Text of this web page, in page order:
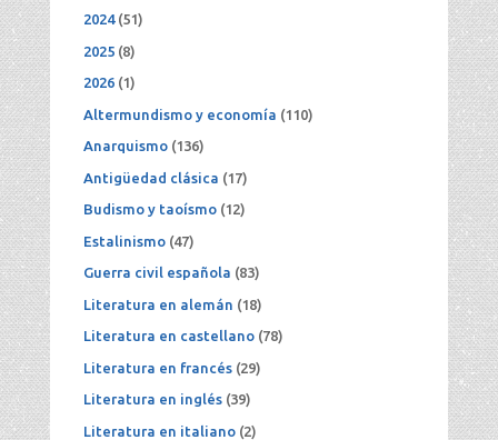
2024(51)
2025(8)
2026(1)
Altermundismo y economía (110)
Anarquismo(136)
Antigüedad clásica (17)
Budismo y taoísmo(12)
Estalinismo(47)
Guerra civil española (83)
Literatura en alemán (18)
Literatura en castellano(78)
Literatura en francés(29)
Literatura en inglés(39)
Literatura en italiano(2)